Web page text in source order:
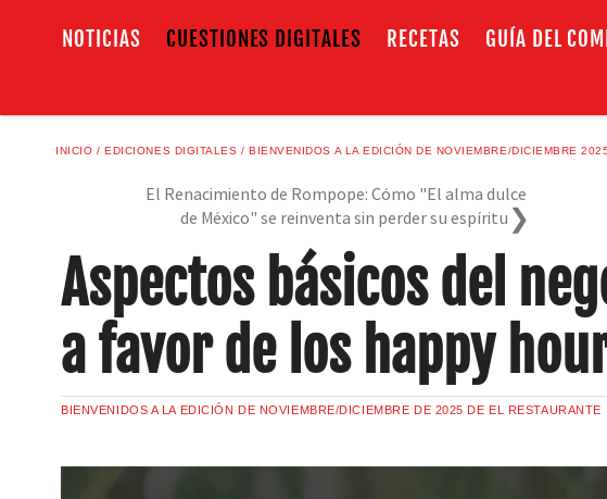
NOTICIAS CUESTIONES DIGITALES RECETAS GUÍA DEL
INICIO EDICIONES DIGITALES BIENVENIDOS A LA EDICIÓN DE NOVIEMBRE/DICIEMBRE
El Renacimiento de Rompope: Cómo "El alma dulce
de México" se reinventa sin perder su espíritu
Aspectos básicos del
a favor de los happy
BIENVENIDOS A LA EDICIÓN DE NOVIEMBRE/DICIEMBRE DE 2025 DE EL RESTAURANTE